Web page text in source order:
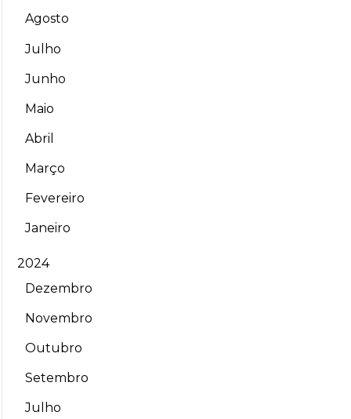
Agosto
Julho
Junho
Maio
Abril
Março
Fevereiro
Janeiro
2024
Dezembro
Novembro
Outubro
Setembro
Julho